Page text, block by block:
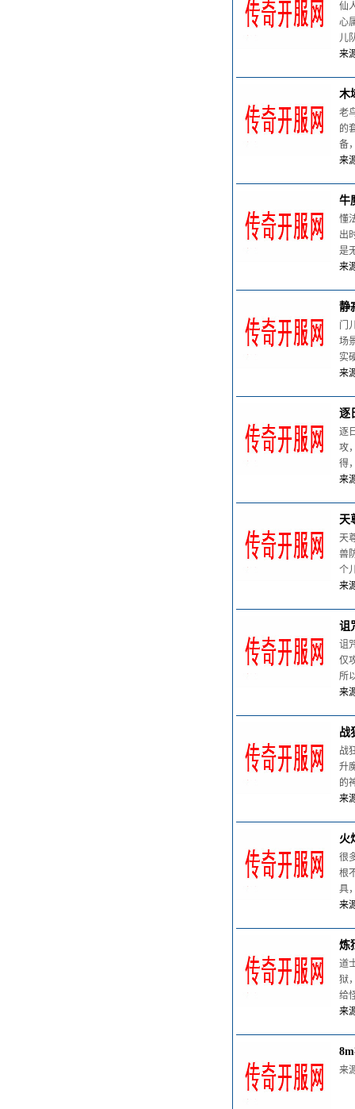
仙
心
儿
来
木
老
的
备
来
牛
懂
出
是
来
静
门
场
实
来
逐
逐
攻
得
来
天
天
兽
个
来
诅
诅
仅
所
来
战
战
升
的
来
火
很
根
具
来
炼
道
狱
给
来
来